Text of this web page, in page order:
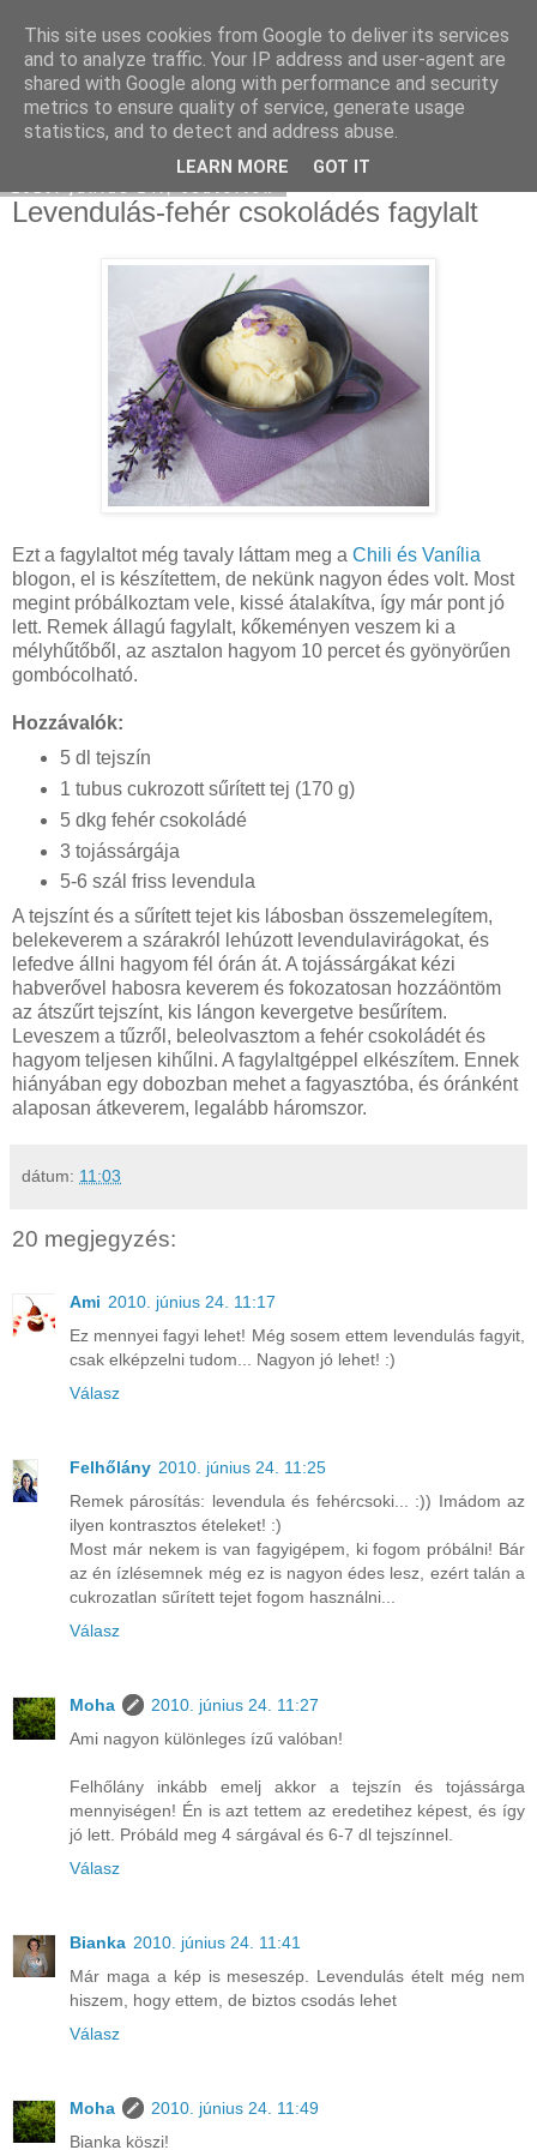
Moha Konyha
Levendulás-fehér csokoládés fagylalt
Ezt a fagylaltot még tavaly láttam meg a Chili és Vanília
blogon, el is készítettem, de nekünk nagyon édes volt. Most
megint próbálkoztam vele, kissé átalakítva, így már pont jó
lett. Remek állagú fagylalt, kőkeményen veszem ki a
mélyhűtőből, az asztalon hagyom 10 percet és gyönyörűen
gombócolható.
Hozzávalók:
5 dl tejszín
1 tubus cukrozott sűrített tej (170 g)
5 dkg fehér csokoládé
3 tojássárgája
5-6 szál friss levendula
A tejszínt és a sűrített tejet kis lábosban összemelegítem,
belekeverem a szárakról lehúzott levendulavirágokat, és
lefedve állni hagyom fél órán át. A tojássárgákat kézi
habverővel habosra keverem és fokozatosan hozzáöntöm
az átszűrt tejszínt, kis lángon kevergetve besűrítem.
Leveszem a tűzről, beleolvasztom a fehér csokoládét és
hagyom teljesen kihűlni. A fagylaltgéppel elkészítem. Ennek
hiányában egy dobozban mehet a fagyasztóba, és óránként
alaposan átkeverem, legalább háromszor.
dátum: 11:03
20 megjegyzés:
Ami 2010. június 24. 11:17
Ez mennyei fagyi lehet! Még sosem ettem levendulás fagyit,
csak elképzelni tudom... Nagyon jó lehet! :)
Válasz
Felhőlány 2010. június 24. 11:25
Remek párosítás: levendula és fehércsoki... :)) Imádom az
ilyen kontrasztos ételeket! :)
Most már nekem is van fagyigépem, ki fogom próbálni! Bár
az én ízlésemnek még ez is nagyon édes lesz, ezért talán a
cukrozatlan sűrített tejet fogom használni...
Válasz
Moha
2010. június 24. 11:27
Ami nagyon különleges ízű valóban!
Felhőlány inkább emelj akkor a tejszín és tojássárga
mennyiségen! Én is azt tettem az eredetihez képest, és így
jó lett. Próbáld meg 4 sárgával és 6-7 dl tejszínnel.
Válasz
Bianka 2010. június 24. 11:41
Már maga a kép is meseszép. Levendulás ételt még nem
hiszem, hogy ettem, de biztos csodás lehet
Válasz
Moha
2010. június 24. 11:49
Bianka köszi!
This site uses cookies from Google to deliver its services
and to analyze traffic. Your IP address and user-agent are
shared with Google along with performance and security
metrics to ensure quality of service, generate usage
statistics, and to detect and address abuse.
LEARN MORE GOT IT